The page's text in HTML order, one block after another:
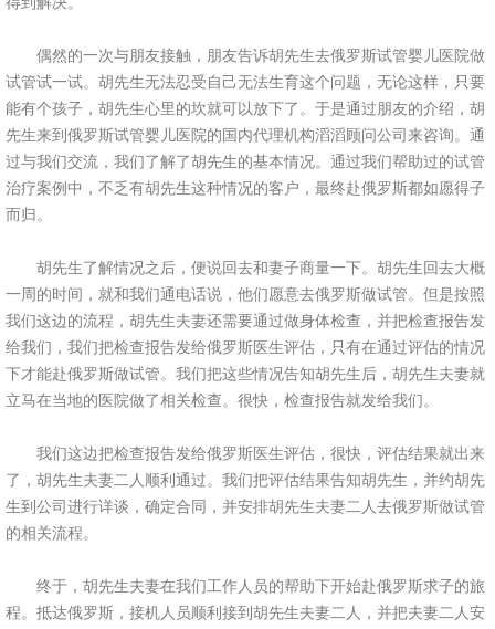
偶然的一次与朋友接触，朋友告诉胡先生去俄罗斯试管婴儿医院做
试管试一试。胡先生无法忍受自己无法生育这个问题，无论这样，只要
能有个孩子，胡先生心里的坎就可以放下了。于是通过朋友的介绍，胡
先生来到俄罗斯试管婴儿医院的国内代理机构滔滔顾问公司来咨询。通
过与我们交流，我们了解了胡先生的基本情况。通过我们帮助过的试管
治疗案例中，不乏有胡先生这种情况的客户，最终赴俄罗斯都如愿得子
而归。
胡先生了解情况之后，便说回去和妻子商量一下。胡先生回去大概
一周的时间，就和我们通电话说，他们愿意去俄罗斯做试管。但是按照
我们这边的流程，胡先生夫妻还需要通过做身体检查，并把检查报告发
给我们，我们把检查报告发给俄罗斯医生评估，只有在通过评估的情况
下才能赴俄罗斯做试管。我们把这些情况告知胡先生后，胡先生夫妻就
立马在当地的医院做了相关检查。很快，检查报告就发给我们。
我们这边把检查报告发给俄罗斯医生评估，很快，评估结果就出来
了，胡先生夫妻二人顺利通过。我们把评估结果告知胡先生，并约胡先
生到公司进行详谈，确定合同，并安排胡先生夫妻二人去俄罗斯做试管
的相关流程。
终于，胡先生夫妻在我们工作人员的帮助下开始赴俄罗斯求子的旅
程。抵达俄罗斯，接机人员顺利接到胡先生夫妻二人，并把夫妻二人安